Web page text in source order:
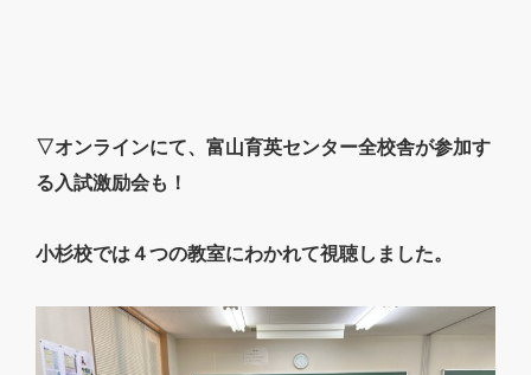
▽オンラインにて、富山育英センター全校舎が参加す
る入試激励会も！
小杉校では４つの教室にわかれて視聴しました。